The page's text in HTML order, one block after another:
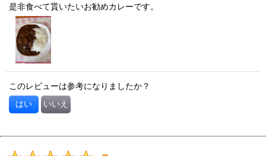
是非食べて貰いたいお勧めカレーです。
このレビューは参考になりましたか？
はい いいえ